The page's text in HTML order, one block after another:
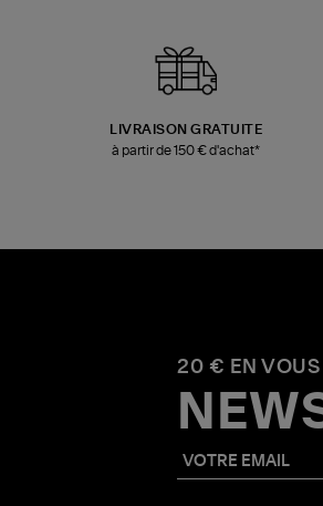
LIVRAISON GRATUITE
à partir de 150 € d'achat*
20 € EN VOUS